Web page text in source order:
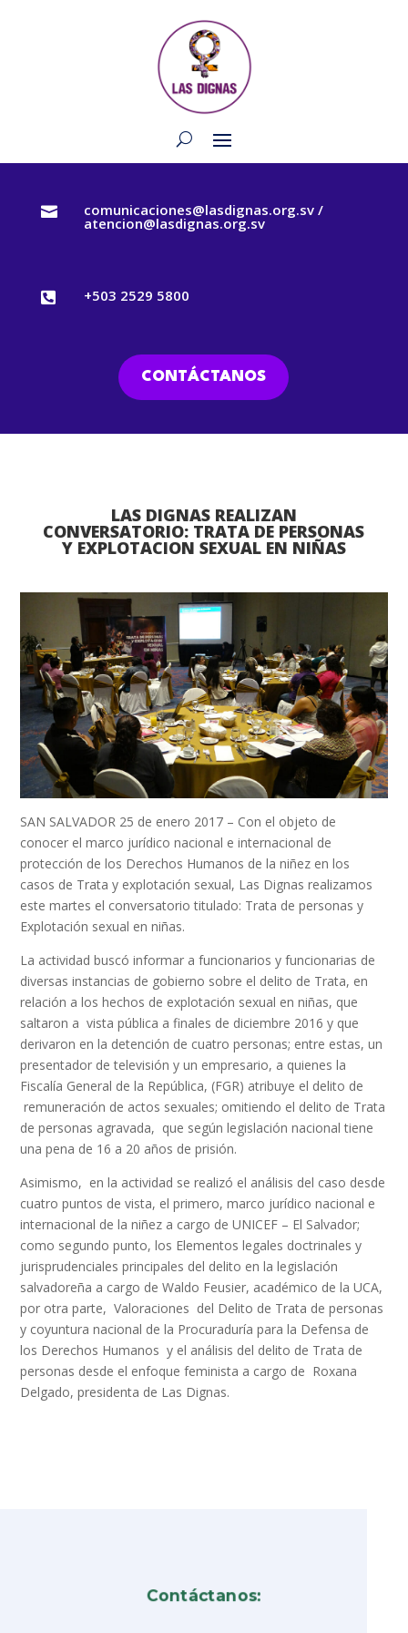
 comunicaciones@lasdignas.org.sv /
atencion@lasdignas.org.sv
 +503 2529 5800
CONTÁCTANOS
LAS DIGNAS REALIZAN
CONVERSATORIO: TRATA DE PERSONAS
Y EXPLOTACION SEXUAL EN NIÑAS
SAN SALVADOR 25 de enero 2017 – Con el objeto de
conocer el marco jurídico nacional e internacional de
protección de los Derechos Humanos de la niñez en los
casos de Trata y explotación sexual, Las Dignas realizamos
este martes el conversatorio titulado: Trata de personas y
Explotación sexual en niñas.
La actividad buscó informar a funcionarios y funcionarias de
diversas instancias de gobierno sobre el delito de Trata, en
relación a los hechos de explotación sexual en niñas, que
saltaron a vista pública a finales de diciembre 2016 y que
derivaron en la detención de cuatro personas; entre estas, un
presentador de televisión y un empresario, a quienes la
Fiscalía General de la República, (FGR) atribuye el delito de
remuneración de actos sexuales; omitiendo el delito de Trata
de personas agravada, que según legislación nacional tiene
una pena de 16 a 20 años de prisión.
Asimismo, en la actividad se realizó el análisis del caso desde
cuatro puntos de vista, el primero, marco jurídico nacional e
internacional de la niñez a cargo de UNICEF – El Salvador;
como segundo punto, los Elementos legales doctrinales y
jurisprudenciales principales del delito en la legislación
salvadoreña a cargo de Waldo Feusier, académico de la UCA,
por otra parte, Valoraciones del Delito de Trata de personas
y coyuntura nacional de la Procuraduría para la Defensa de
los Derechos Humanos y el análisis del delito de Trata de
personas desde el enfoque feminista a cargo de Roxana
Delgado, presidenta de Las Dignas.
Contáctanos: